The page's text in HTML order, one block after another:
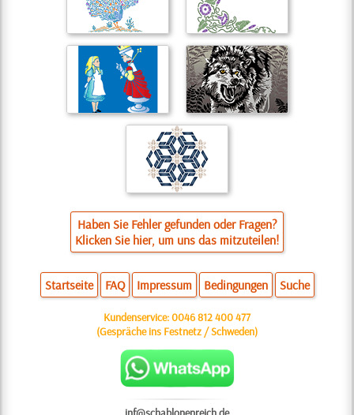
Haben Sie Fehler gefunden oder Fragen?
Klicken Sie hier, um uns das mitzuteilen!
Startseite FAQ Impressum Bedingungen Suche
Kundenservice:0046 812 400 477
(Gespräche ins Festnetz / Schweden)